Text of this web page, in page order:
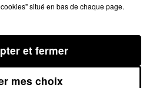
situé en bas de chaque page.
mes choix
et fermer